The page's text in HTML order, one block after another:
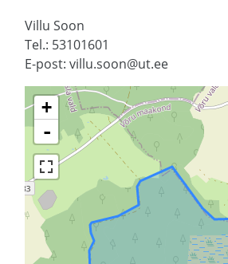
Villu Soon
Tel.: 53101601
E-post: villu.soon@ut.ee
+
-